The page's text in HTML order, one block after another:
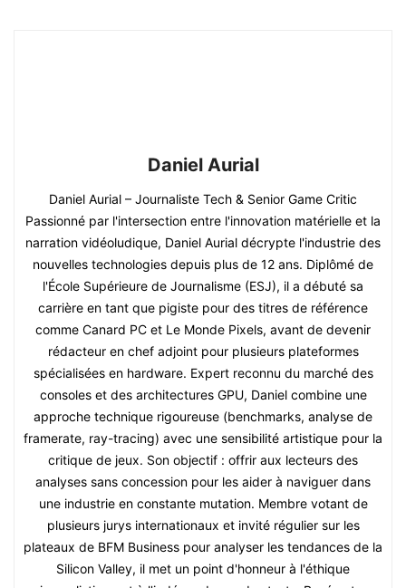
Daniel Aurial
Daniel Aurial – Journaliste Tech & Senior Game Critic
Passionné par l'intersection entre l'innovation matérielle et la
narration vidéoludique, Daniel Aurial décrypte l'industrie des
nouvelles technologies depuis plus de 12 ans. Diplômé de
l'École Supérieure de Journalisme (ESJ), il a débuté sa
carrière en tant que pigiste pour des titres de référence
comme Canard PC et Le Monde Pixels, avant de devenir
rédacteur en chef adjoint pour plusieurs plateformes
spécialisées en hardware. Expert reconnu du marché des
consoles et des architectures GPU, Daniel combine une
approche technique rigoureuse (benchmarks, analyse de
framerate, ray-tracing) avec une sensibilité artistique pour la
critique de jeux. Son objectif : offrir aux lecteurs des
analyses sans concession pour les aider à naviguer dans
une industrie en constante mutation. Membre votant de
plusieurs jurys internationaux et invité régulier sur les
plateaux de BFM Business pour analyser les tendances de la
Silicon Valley, il met un point d'honneur à l'éthique